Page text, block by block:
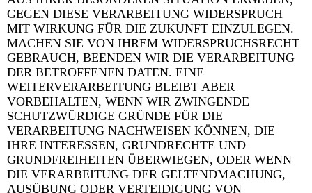
GEGEN DIESE VERARBEITUNG WIDERSPRUCH
MIT WIRKUNG FÜR DIE ZUKUNFT EINZULEGEN.
MACHEN SIE VON IHREM WIDERSPRUCHSRECHT
GEBRAUCH, BEENDEN WIR DIE VERARBEITUNG
DER BETROFFENEN DATEN. EINE
WEITERVERARBEITUNG BLEIBT ABER
VORBEHALTEN, WENN WIR ZWINGENDE
SCHUTZWÜRDIGE GRÜNDE FÜR DIE
VERARBEITUNG NACHWEISEN KÖNNEN, DIE
IHRE INTERESSEN, GRUNDRECHTE UND
GRUNDFREIHEITEN ÜBERWIEGEN, ODER WENN
DIE VERARBEITUNG DER GELTENDMACHUNG,
AUSÜBUNG ODER VERTEIDIGUNG VON